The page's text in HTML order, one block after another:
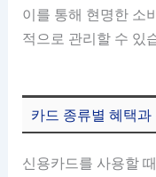
이를 통해 현명한 소
적으로 관리할 수 있
카드 종류별 혜택과
신용카드를 사용할